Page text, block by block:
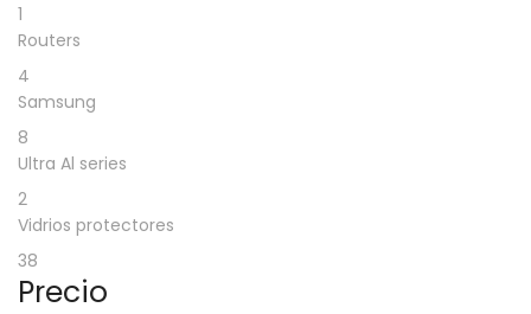
1
Routers
4
Samsung
8
Ultra Al series
2
Vidrios protectores
38
Precio